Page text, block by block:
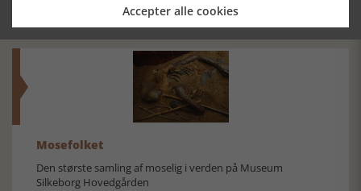
Mosefolket
Den største samling af moselig i verden på Museum
Silkeborg Hovedgården
Accepter alle cookies